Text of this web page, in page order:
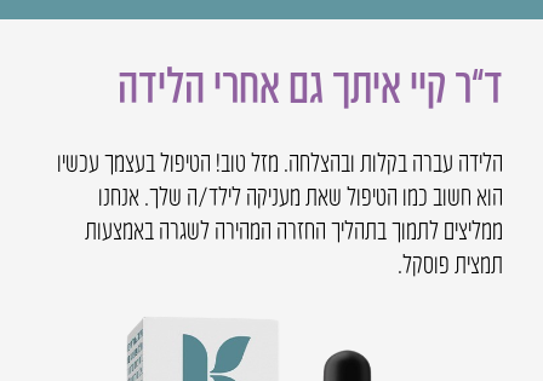
ד”ר קיי איתך גם אחרי הלידה
הלידה עברה בקלות ובהצלחה. מזל טוב! הטיפול בעצמך עכשיו
הוא חשוב כמו הטיפול שאת מעניקה לילד/ה שלך. אנחנו
ממליצים לתמוך בתהליך החזרה המהירה לשגרה באמצעות
תמצית פוסקל.